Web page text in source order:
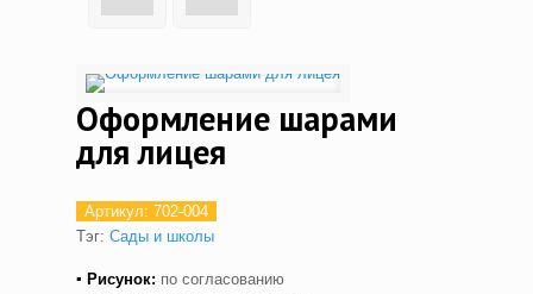
Оформление шарами
для лицея
Артикул: 702-004
Тэг: Сады и школы
▪ Рисунок: по согласованию